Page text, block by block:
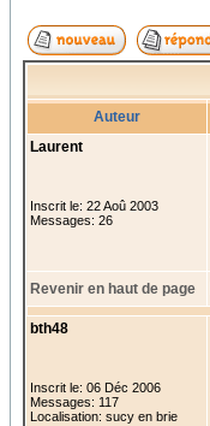
Auteur
Laurent
Inscrit le: 22 Aoû 2003
Messages: 26
Revenir en haut de page
bth48
Inscrit le: 06 Déc 2006
Messages: 117
Localisation: sucy en brie